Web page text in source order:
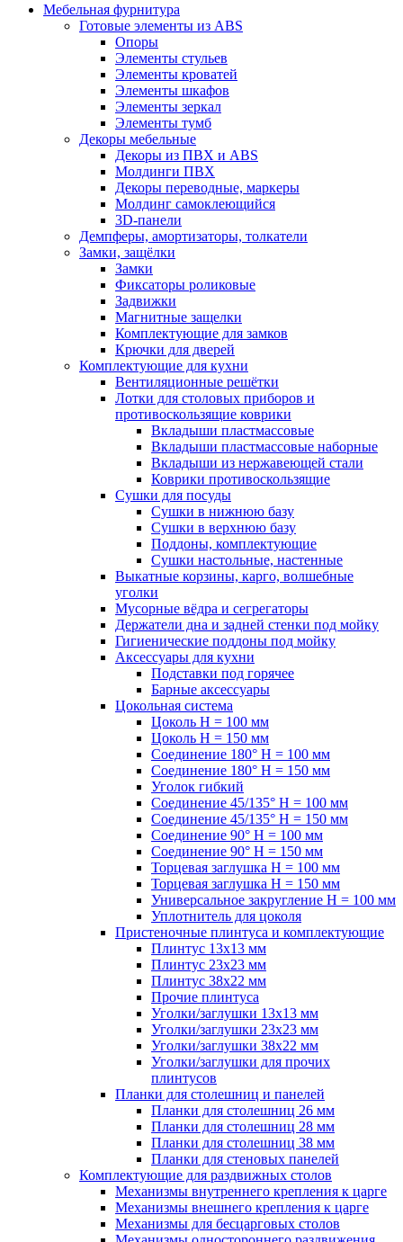
Мебельная фурнитура
Готовые элементы из ABS
Опоры
Элементы стульев
Элементы кроватей
Элементы шкафов
Элементы зеркал
Элементы тумб
Декоры мебельные
Декоры из ПВХ и ABS
Молдинги ПВХ
Декоры переводные, маркеры
Молдинг самоклеющийся
3D-панели
Демпферы, амортизаторы, толкатели
Замки, защёлки
Замки
Фиксаторы роликовые
Задвижки
Магнитные защелки
Комплектующие для замков
Крючки для дверей
Комплектующие для кухни
Вентиляционные решётки
Лотки для столовых приборов и
противоскользящие коврики
Вкладыши пластмассовые
Вкладыши пластмассовые наборные
Вкладыши из нержавеющей стали
Коврики противоскользящие
Сушки для посуды
Сушки в нижнюю базу
Сушки в верхнюю базу
Поддоны, комплектующие
Сушки настольные, настенные
Выкатные корзины, карго, волшебные
уголки
Мусорные вёдра и сегрегаторы
Держатели дна и задней стенки под мойку
Гигиенические поддоны под мойку
Аксессуары для кухни
Подставки под горячее
Барные аксессуары
Цокольная система
Цоколь H = 100 мм
Цоколь H = 150 мм
Соединение 180° H = 100 мм
Соединение 180° H = 150 мм
Уголок гибкий
Соединение 45/135° H = 100 мм
Соединение 45/135° H = 150 мм
Соединение 90° H = 100 мм
Соединение 90° H = 150 мм
Торцевая заглушка H = 100 мм
Торцевая заглушка H = 150 мм
Универсальное закругление H = 100 мм
Уплотнитель для цоколя
Пристеночные плинтуса и комплектующие
Плинтус 13х13 мм
Плинтус 23х23 мм
Плинтус 38х22 мм
Прочие плинтуса
Уголки/заглушки 13х13 мм
Уголки/заглушки 23х23 мм
Уголки/заглушки 38х22 мм
Уголки/заглушки для прочих
плинтусов
Планки для столешниц и панелей
Планки для столешниц 26 мм
Планки для столешниц 28 мм
Планки для столешниц 38 мм
Планки для стеновых панелей
Комплектующие для раздвижных столов
Механизмы внутреннего крепления к царге
Механизмы внешнего крепления к царге
Механизмы для бесцарговых столов